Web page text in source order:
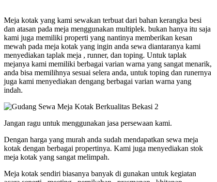
Meja kotak yang kami sewakan terbuat dari bahan kerangka besi
dan atasan pada meja menggunakan multiplek. bukan hanya itu saja
kami juga memiliki properti yang nantinya memberikan kesan
mewah pada meja kotak yang ingin anda sewa diantaranya kami
menyediakan taplak meja , runner, dan toping. Untuk taplak
mejanya kami memiliki berbagai varian warna yang sangat menarik,
anda bisa memilihnya sesuai selera anda, untuk toping dan runernya
juga kami menyediakan dengang berbagai varian warna yang
indah.
Jangan ragu untuk menggunakan jasa persewaan kami.
Dengan harga yang murah anda sudah mendapatkan sewa meja
kotak dengan berbagai propertinya. Kami juga menyediakan stok
meja kotak yang sangat melimpah.
Meja kotak sendiri biasanya banyak di gunakan untuk kegiatan